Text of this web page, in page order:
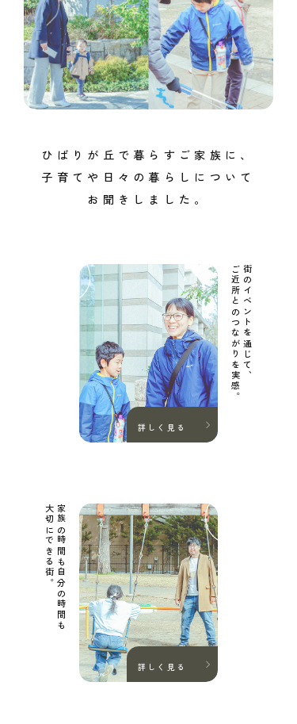
ひばりが丘で暮らすご家族に、
子育てや日々の暮らしについて
お聞きしました。
詳しく見る
街のイベントを通じて、
ご近所とのつながりを実感。
詳しく見る
家族の時間も自分の時間も
大切にできる街。